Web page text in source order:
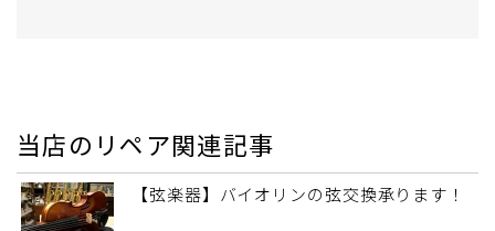
当店のリペア関連記事
【弦楽器】バイオリンの弦交換承ります！